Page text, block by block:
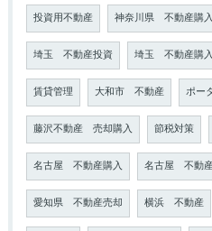
投資用不動産 神奈川県 不動産購
埼玉 不動産投資 埼玉 不動産購
賃貸管理 大和市 不動産 ポー
藤沢不動産 売却購入 節税対策
名古屋 不動産購入 名古屋 不動
愛知県 不動産売却 横浜 不動産